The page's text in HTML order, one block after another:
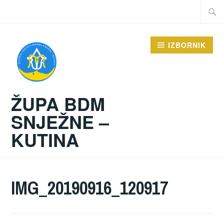
Traži:
ŽUPA BDM
SNJEŽNE –
KUTINA
IZBORNIK
IMG_20190916_120917